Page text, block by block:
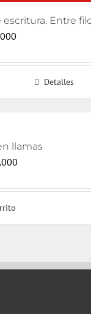
actual
Detalles
llamas
actual